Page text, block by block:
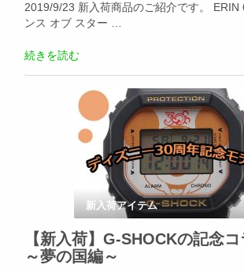
2019/9/23 新入荷商品のご紹介です。 ERIN
ンス オブ スター …
続きを読む
新入荷アイテム
【新入荷】G-SHOCKの記念
～夢の国編～